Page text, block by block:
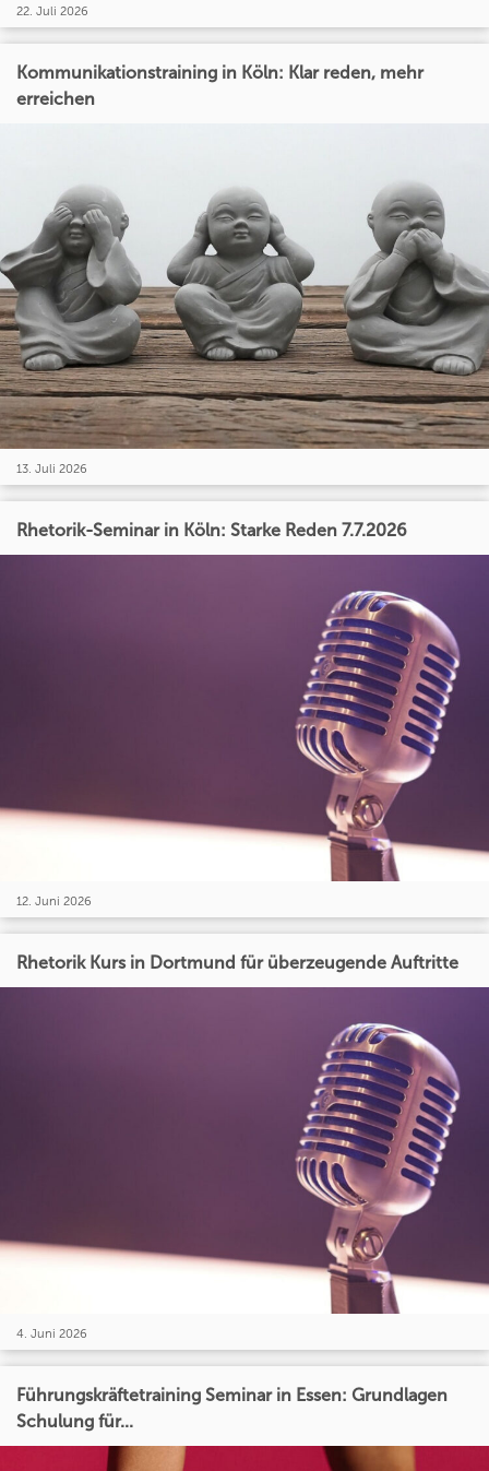
22. Juli 2026
Kommunikationstraining in Köln: Klar reden, mehr
erreichen
13. Juli 2026
Rhetorik-Seminar in Köln: Starke Reden 7.7.2026
12. Juni 2026
Rhetorik Kurs in Dortmund für überzeugende Auftritte
4. Juni 2026
Führungskräftetraining Seminar in Essen: Grundlagen
Schulung für...